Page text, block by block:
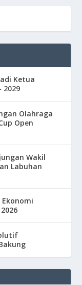
Ketua
2029
Olahraga
Open
Wakil
Labuhan
Ekonomi